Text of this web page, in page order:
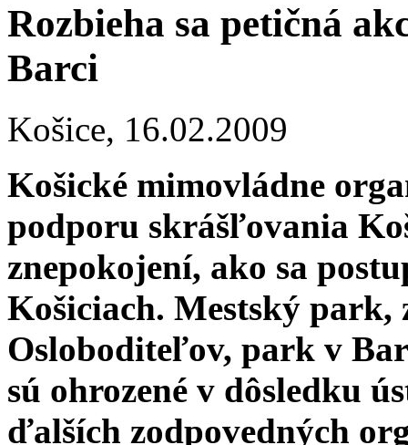
Rozbieha sa petičná
Barci
Košice, 16.02.2009
Košické mimovládne
podporu skrášľovania
znepokojení, ako sa
Košiciach. Mestský park,
Osloboditeľov, park v
sú ohrozené v dôsledku
ďalších zodpovedných